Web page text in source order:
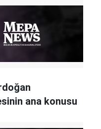
ana konusu